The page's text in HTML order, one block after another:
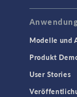
Modelle und
Produkt
User Stories